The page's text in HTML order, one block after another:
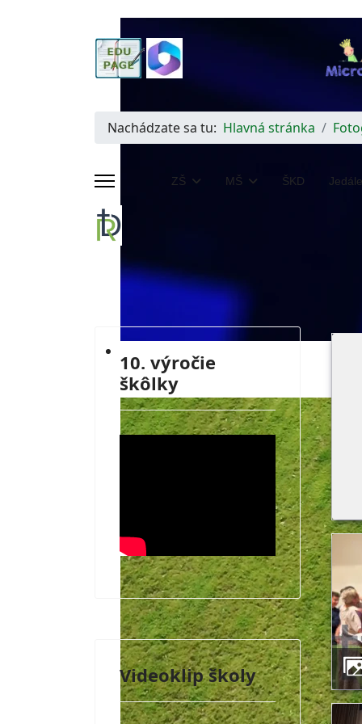
Nachádzate sa tu: Hlavná stránka
ZŠ MŠ ŠKD
10. výročie
škôlky
Videoklip školy